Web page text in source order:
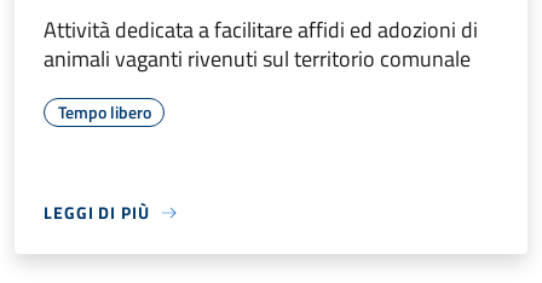
Attività dedicata a facilitare affidi ed adozioni di
animali vaganti rivenuti sul territorio comunale
Tempo libero
LEGGI DI PIÙ